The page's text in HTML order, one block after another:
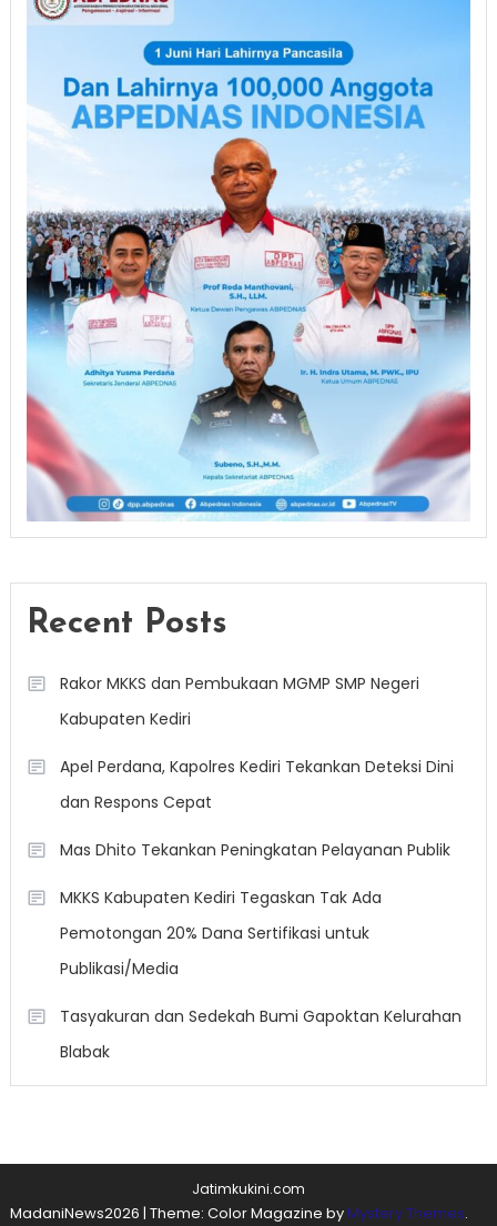
Recent Posts
Rakor MKKS dan Pembukaan MGMP SMP Negeri
Kabupaten Kediri
Apel Perdana, Kapolres Kediri Tekankan Deteksi Dini
dan Respons Cepat
Mas Dhito Tekankan Peningkatan Pelayanan Publik
MKKS Kabupaten Kediri Tegaskan Tak Ada
Pemotongan 20% Dana Sertifikasi untuk
Publikasi/Media
Tasyakuran dan Sedekah Bumi Gapoktan Kelurahan
Blabak
Jatimkukini.com
MadaniNews2026 | Theme: Color Magazine by Mystery Themes.